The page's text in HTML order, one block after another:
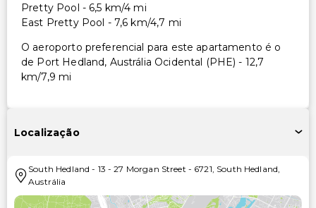
Pretty Pool - 6,5 km/4 mi
East Pretty Pool - 7,6 km/4,7 mi
O aeroporto preferencial para este apartamento é o
de Port Hedland, Austrália Ocidental (PHE) - 12,7
km/7,9 mi
Localização
South Hedland - 13 - 27 Morgan Street - 6721, South Hedland,
Austrália